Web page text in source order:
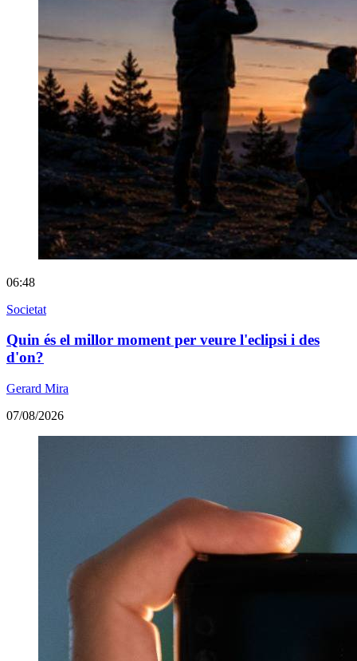
06:48
Societat
Quin és el millor moment per veure l'eclipsi i des
d'on?
Gerard Mira
07/08/2026